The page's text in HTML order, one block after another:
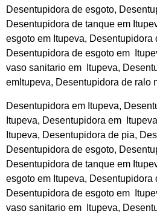
Desentupidora de esgoto,
Desentupidora de tanque em
esgoto em Itupeva, Desentupidora
Desentupidora de esgoto em
vaso sanitario em Itupeva,
emItupeva, Desentupidora de ralo
Desentupidora em Itupeva,
Itupeva, Desentupidora em
Itupeva, Desentupidora de pia,
Desentupidora de esgoto,
Desentupidora de tanque em
esgoto em Itupeva, Desentupidora
Desentupidora de esgoto em
vaso sanitario em Itupeva,